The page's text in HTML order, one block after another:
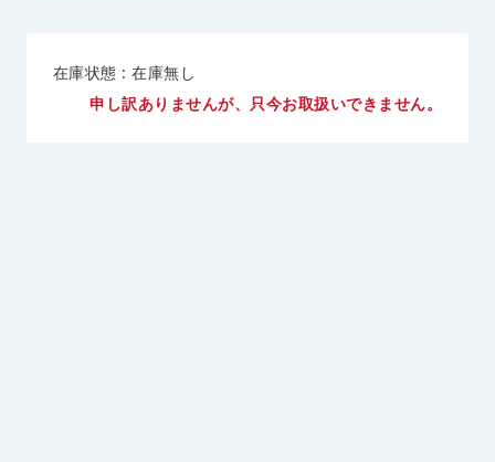
在庫状態 : 在庫無し
申し訳ありませんが、只今お取扱いできません。